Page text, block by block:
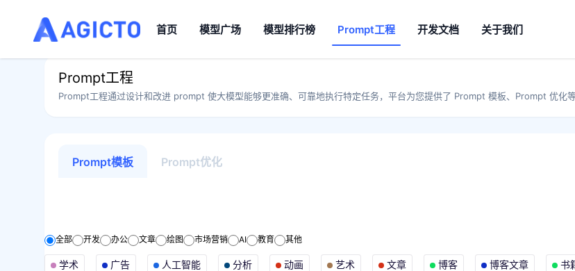
首页 模型广场 模型排行榜 Prompt工程 开发文档 关于我们
Prompt工程
Prompt工程通过设计和改进 prompt 使大模型能够更准确、可靠地执行特定任务，平台为您提供了 Prompt 模板、Prompt 优化
Prompt模板 Prompt优化
全部 开发 办公 文章 绘图 市场营销 AI 教育 其他
学术 广告 人工智能 分析 动画 艺术 文章 博客 博客文章 书